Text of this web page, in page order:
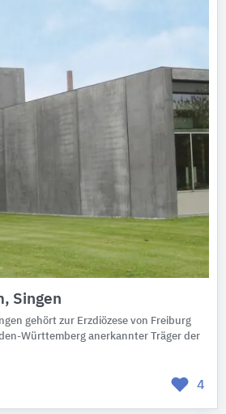
Singen
gehört zur Erzdiözese von Freiburg
Württemberg anerkannter Träger der
4